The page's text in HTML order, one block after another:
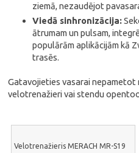
ziemā, nezaudējot
Viedā sinhronizācija:
ātrumam un pulsam,
populārām aplikācijām kā
trasēs.
Gatavojieties vasarai nepametot
velotrenažieri vai stendu
Velotrenažieris MERACH MR-S19